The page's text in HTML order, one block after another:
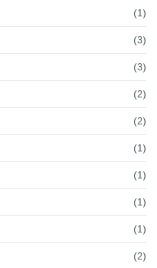
(1)
(3)
(3)
(2)
(2)
(1)
(1)
(1)
(1)
(2)